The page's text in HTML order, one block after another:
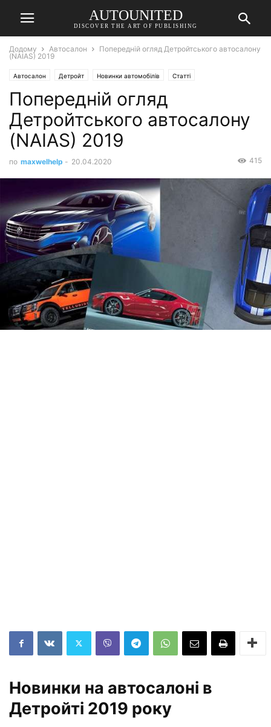
AUTOUNITED
DISCOVER THE ART OF PUBLISHING
Додому Автосалон
Попередній огляд Детройтського автосалону
(NAIAS) 2019
Автосалон Детройт Новинки автомобілів Статті
Попередній огляд
Детройтського автосалону
(NAIAS) 2019
по maxwelhelp - 20.04.2020 415
Новинки на автосалоні в
Детройті 2019 року